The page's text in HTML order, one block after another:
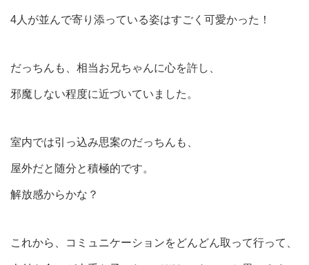
4人が並んで寄り添っている姿はすごく可愛かった！
だっちんも、相当お兄ちゃんに心を許し、
邪魔しない程度に近づいていました。
室内では引っ込み思案のだっちんも、
屋外だと随分と積極的です。
解放感からかな？
これから、コミュニケーションをどんどん取って行って、